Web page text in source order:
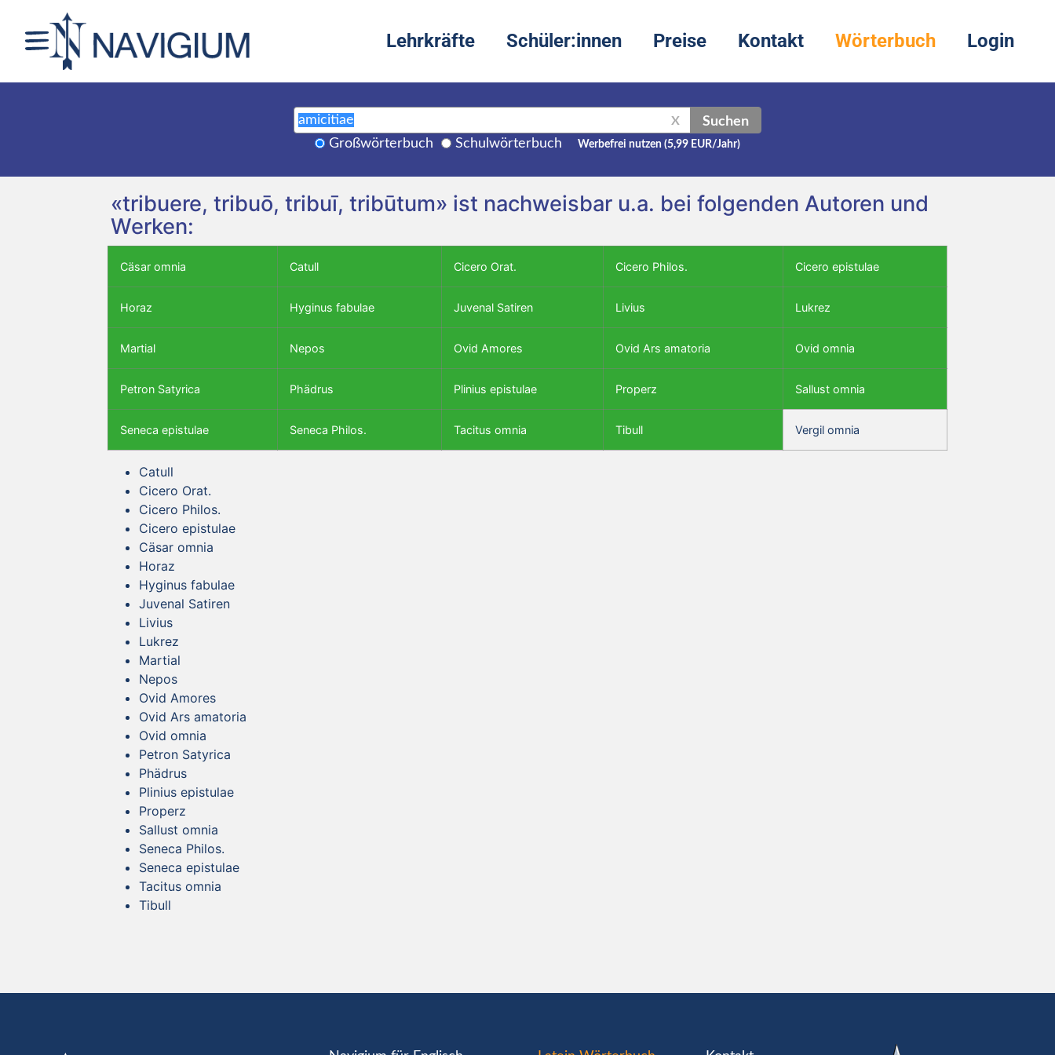
Lehrkräfte Schüler:innen Preise Kontakt Wörterbuch Login
X Suchen
Großwörterbuch Schulwörterbuch Werbefrei nutzen (5,99 EUR/Jahr)
«tribuere, tribuō, tribuī, tribūtum» ist nachweisbar u.a. bei folgenden Autoren und
Werken:
Cäsar omnia Catull Cicero Orat. Cicero Philos. Cicero epistulae
Horaz Hyginus fabulae Juvenal Satiren Livius Lukrez
Martial Nepos Ovid Amores Ovid Ars amatoria Ovid omnia
Petron Satyrica Phädrus Plinius epistulae Properz Sallust omnia
Seneca epistulae Seneca Philos. Tacitus omnia Tibull Vergil omnia
Catull
Cicero Orat.
Cicero Philos.
Cicero epistulae
Cäsar omnia
Horaz
Hyginus fabulae
Juvenal Satiren
Livius
Lukrez
Martial
Nepos
Ovid Amores
Ovid Ars amatoria
Ovid omnia
Petron Satyrica
Phädrus
Plinius epistulae
Properz
Sallust omnia
Seneca Philos.
Seneca epistulae
Tacitus omnia
Tibull